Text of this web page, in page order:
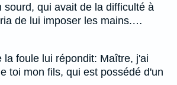
sourd, qui avait de la difficulté à
de lui imposer les mains.…
la foule lui répondit: Maître, j'ai
toi mon fils, qui est possédé d'un